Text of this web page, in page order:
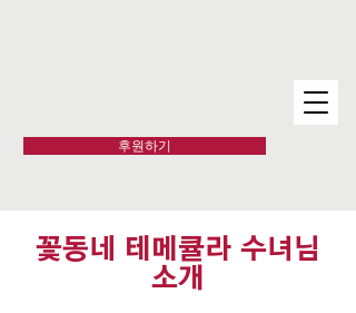
후원하기
꽃동네 테메큘라 수녀님
소개